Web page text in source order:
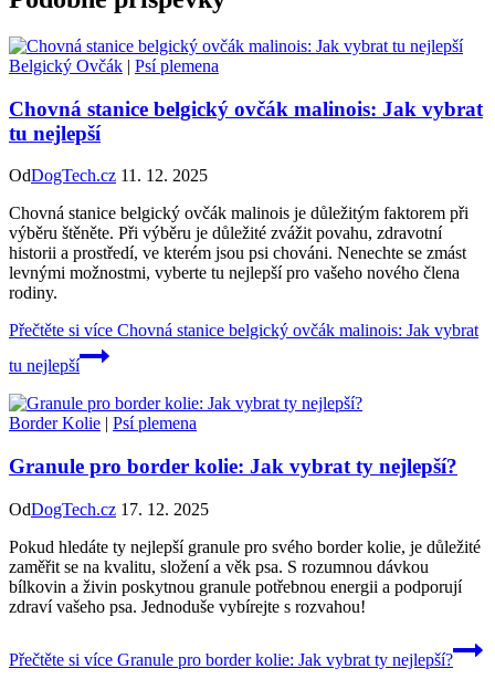
Belgický Ovčák | Psí plemena
Chovná stanice belgický ovčák malinois: Jak vybrat
tu nejlepší
OdDogTech.cz 11. 12. 2025
Chovná stanice belgický ovčák malinois je důležitým faktorem při
výběru štěněte. Při výběru je důležité zvážit povahu, zdravotní
historii a prostředí, ve kterém jsou psi chováni. Nenechte se zmást
levnými možnostmi, vyberte tu nejlepší pro vašeho nového člena
rodiny.
Přečtěte si více Chovná stanice belgický ovčák malinois: Jak vybrat
tu nejlepší
Border Kolie | Psí plemena
Granule pro border kolie: Jak vybrat ty nejlepší?
OdDogTech.cz 17. 12. 2025
Pokud hledáte ty nejlepší granule pro svého border kolie, je důležité
zaměřit se na kvalitu, složení a věk psa. S rozumnou dávkou
bílkovin a živin poskytnou granule potřebnou energii a podporují
zdraví vašeho psa. Jednoduše vybírejte s rozvahou!
Přečtěte si více Granule pro border kolie: Jak vybrat ty nejlepší?